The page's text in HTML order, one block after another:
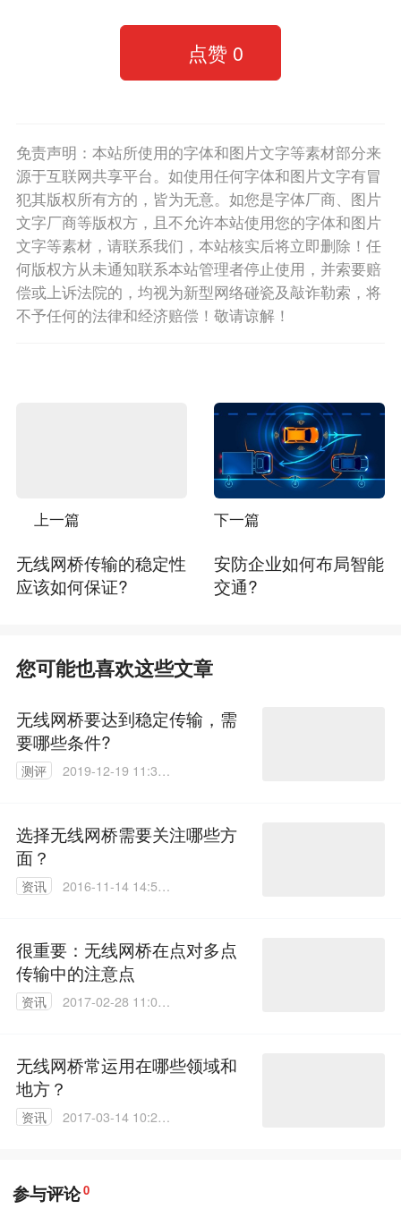
点赞 0
免责声明：本站所使用的字体和图片文字等素材部分来
源于互联网共享平台。如使用任何字体和图片文字有冒
犯其版权所有方的，皆为无意。如您是字体厂商、图片
文字厂商等版权方，且不允许本站使用您的字体和图片
文字等素材，请联系我们，本站核实后将立即删除！任
何版权方从未通知联系本站管理者停止使用，并索要赔
偿或上诉法院的，均视为新型网络碰瓷及敲诈勒索，将
不予任何的法律和经济赔偿！敬请谅解！
上一篇
无线网桥传输的稳定性
应该如何保证?
下一篇
安防企业如何布局智能
交通?
您可能也喜欢这些文章
无线网桥要达到稳定传输，需
要哪些条件?
测评
2019-12-19 11:38:
选择无线网桥需要关注哪些方
面？
资讯
2016-11-14 14:51:
很重要：无线网桥在点对多点
传输中的注意点
资讯
2017-02-28 11:06:
无线网桥常运用在哪些领域和
地方？
资讯
2017-03-14 10:23:
参与评论0